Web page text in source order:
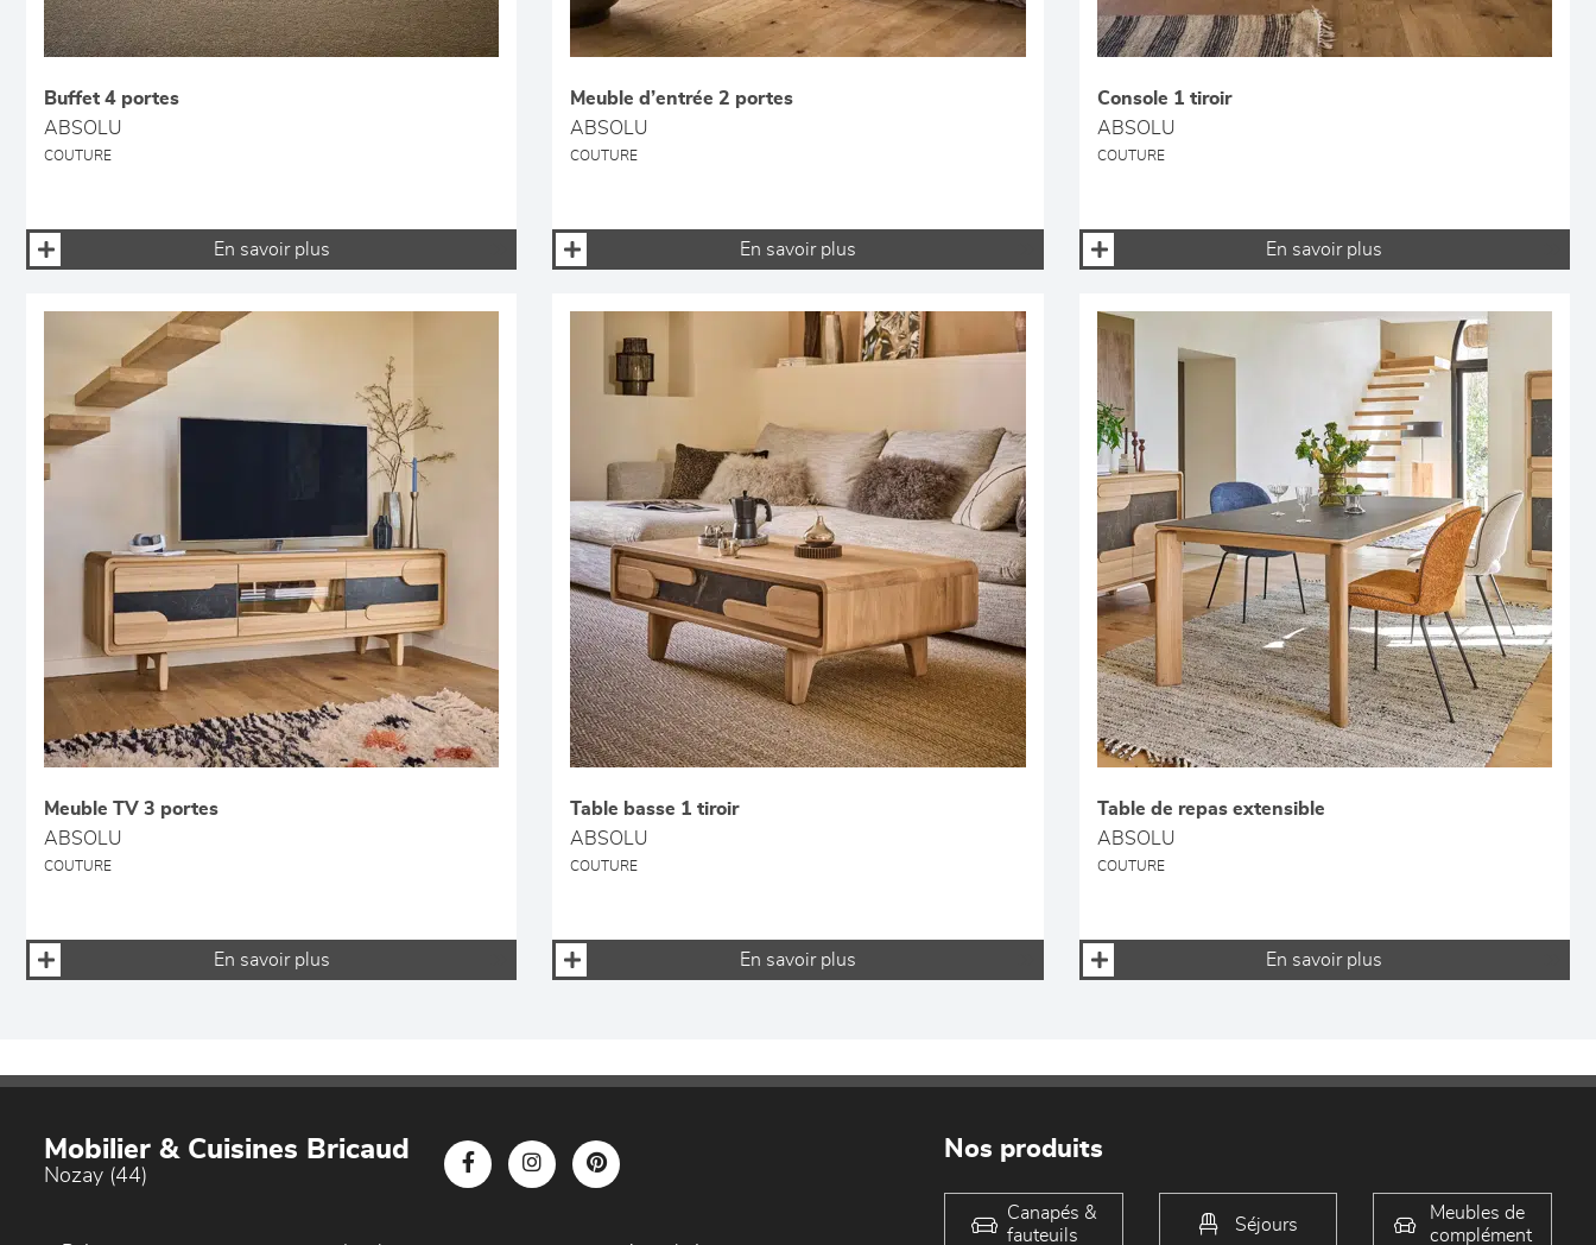
Buffet 4 portes
ABSOLU
COUTURE
En savoir plus
Meuble d’entrée 2 portes
ABSOLU
COUTURE
En savoir plus
Console 1 tiroir
ABSOLU
COUTURE
En savoir plus
Meuble TV 3 portes
ABSOLU
COUTURE
En savoir plus
Table basse 1 tiroir
ABSOLU
COUTURE
En savoir plus
Table de repas extensible
ABSOLU
COUTURE
En savoir plus
Mobilier & Cuisines Bricaud
Nozay (44)
Nos produits
Canapés &
fauteuils
Séjours
Meubles de
complément